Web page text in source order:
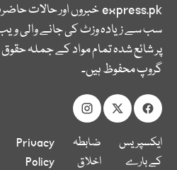
express.pkخبروں اور حالات
سب سے زیادہ وزٹ کی جانے والی
پر شائع شدہ تمام مواد کے جملہ
گروپ محفوظ ہیں۔
ایکسپریس
کے بارے
ضابطہ
اخلاق
Privacy
Policy